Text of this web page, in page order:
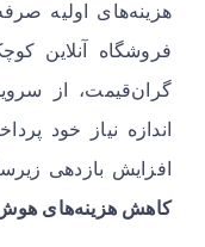
هزینه‌های اولیه
فروشگاه آنلاین
گران‌قیمت، از
اندازه نیاز خود
افزایش بازدهی
کاهش هزینه‌های